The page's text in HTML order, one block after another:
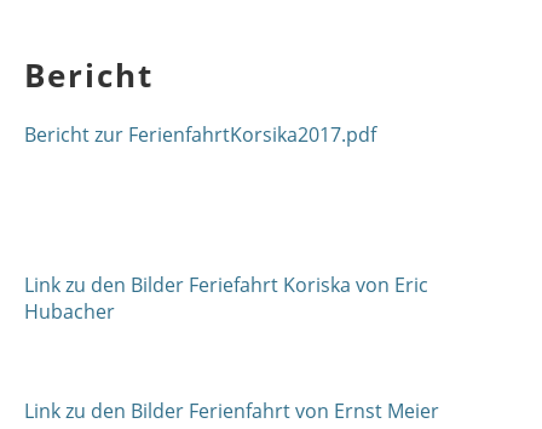
Bericht
Bericht zur FerienfahrtKorsika2017.pdf
Link zu den Bilder Feriefahrt Koriska von Eric
Hubacher
Link zu den Bilder Ferienfahrt von Ernst Meier